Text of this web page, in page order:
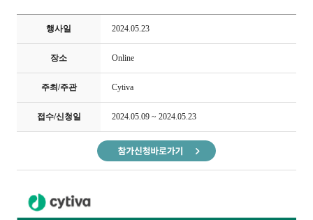
행사일 2024.05.23
장소 Online
주최/주관 Cytiva
접수/신청일 2024.05.09 ~ 2024.05.23